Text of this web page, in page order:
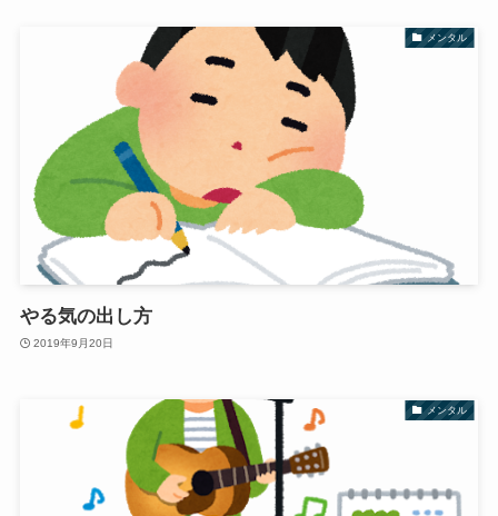
メンタル
やる気の出し方
2019年9月20日
メンタル